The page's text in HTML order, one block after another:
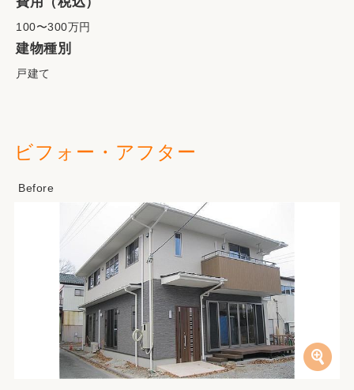
100〜300万円
建物種別
戸建て
ビフォー・アフター